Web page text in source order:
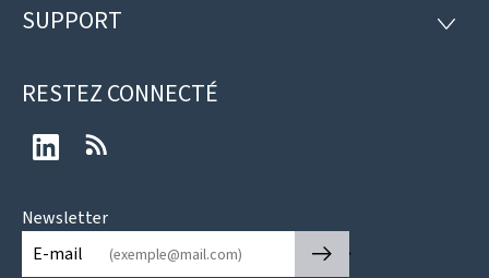
page
SUPPORT
RESTEZ CONNECTÉ
LinkedIn
Newsletter
E-mail
🡒